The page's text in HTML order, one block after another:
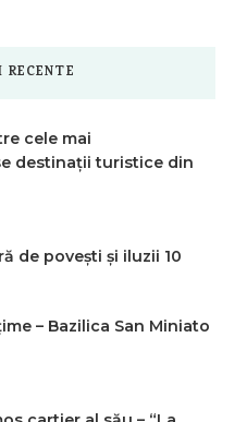
cele mai
destinații turistice din
de povești și iluzii 10
– Bazilica San Miniato